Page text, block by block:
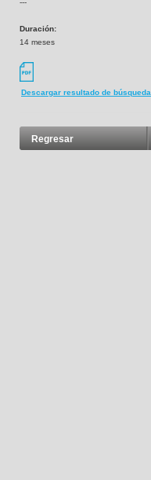
---
Duración:
14 meses
Descargar resultado de búsqueda
Regresar